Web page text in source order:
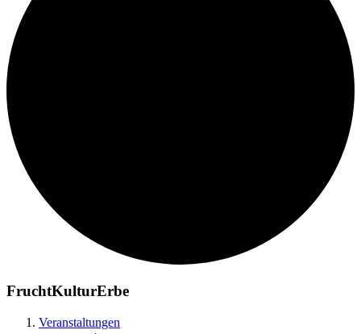
FruchtKulturErbe
Veranstaltungen